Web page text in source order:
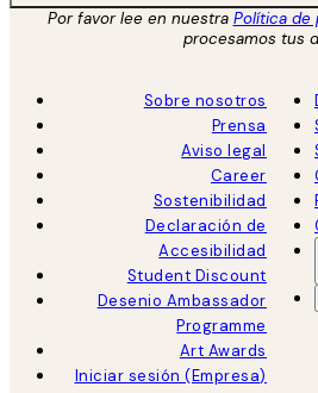
Por favor lee en nuestra Política de
procesamos tus
Sobre nosotros
Prensa
Aviso legal
Career
Sostenibilidad
Declaración de
Accesibilidad
Student Discount
Desenio Ambassador
Programme
Art Awards
Iniciar sesión (Empresa)